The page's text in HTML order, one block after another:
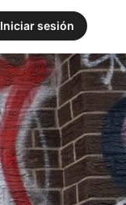
Iniciar sesión